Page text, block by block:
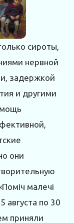
сироты,
нервной
задержкой
и другими
они
малечі
августа по 30
приняли